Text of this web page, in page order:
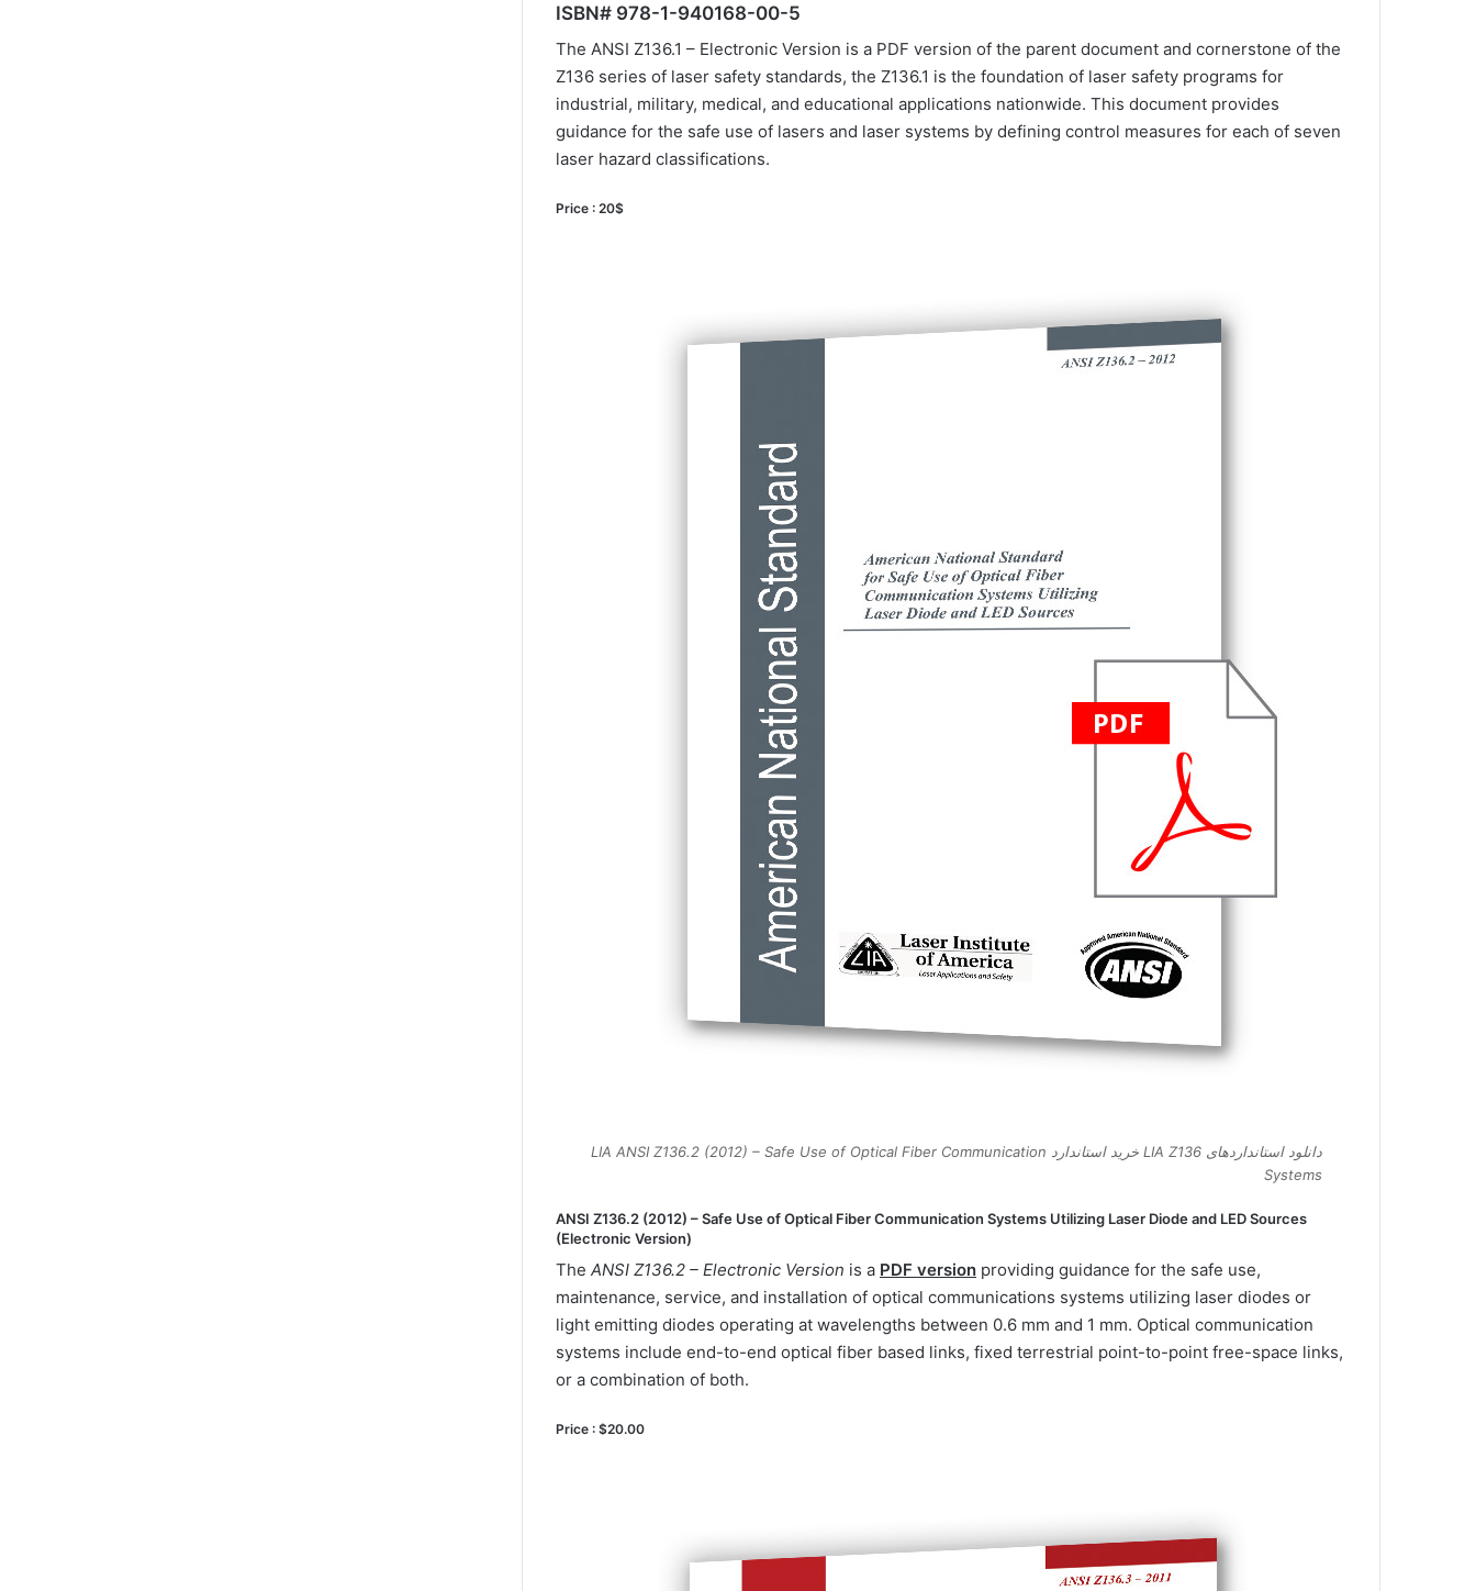
ISBN# 978-1-940168-00-5
The ANSI Z136.1 – Electronic Version is a PDF version of the parent document and cornerstone of the
Z136 series of laser safety standards, the Z136.1 is the foundation of laser safety programs for
industrial, military, medical, and educational applications nationwide. This document provides
guidance for the safe use of lasers and laser systems by defining control measures for each of seven
laser hazard classifications.
Price : 20$
دانلود استانداردهای LIA Z136 خرید استاندارد LIA ANSI Z136.2 (2012) – Safe Use of Optical Fiber Communication
Systems
ANSI Z136.2 (2012) – Safe Use of Optical Fiber Communication Systems Utilizing Laser Diode and LED Sources
(Electronic Version)
The ANSI Z136.2 – Electronic Version is a PDF version providing guidance for the safe use,
maintenance, service, and installation of optical communications systems utilizing laser diodes or
light emitting diodes operating at wavelengths between 0.6 mm and 1 mm. Optical communication
systems include end-to-end optical fiber based links, fixed terrestrial point-to-point free-space links,
or a combination of both.
Price : $20.00